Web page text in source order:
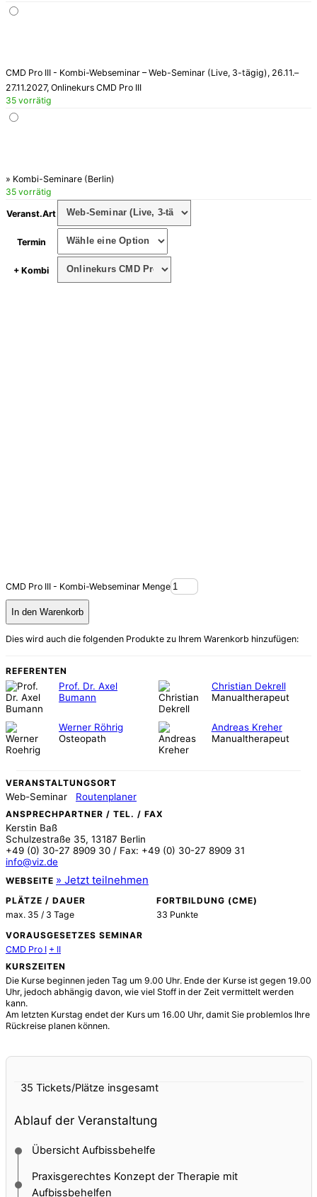
CMD Pro III - Kombi-Webseminar – Web-Seminar (Live, 3-tägig), 26.11.–
27.11.2027, Onlinekurs CMD Pro III
35 vorrätig
» Kombi-Seminare (Berlin)
35 vorrätig
Veranst.Art
Termin
+ Kombi
CMD Pro III - Kombi-Webseminar Menge
In den Warenkorb
Dies wird auch die folgenden Produkte zu Ihrem Warenkorb hinzufügen:
REFERENTEN
Prof. Dr. Axel
Bumann
Christian Dekrell
Manualtherapeut
Werner Röhrig
Osteopath
Andreas Kreher
Manualtherapeut
VERANSTALTUNGSORT
Web-Seminar Routenplaner
ANSPRECHPARTNER / TEL. / FAX
Kerstin Baß
Schulzestraße 35, 13187 Berlin
+49 (0) 30-27 8909 30 / Fax: +49 (0) 30-27 8909 31
info@viz.de
WEBSEITE
PLÄTZE / DAUER
max. 35 / 3 Tage
FORTBILDUNG (CME)
33 Punkte
VORAUSGESETZES SEMINAR
CMD Pro I + II
KURSZEITEN
Die Kurse beginnen jeden Tag um 9.00 Uhr. Ende der Kurse ist gegen 19.00
Uhr, jedoch abhängig davon, wie viel Stoff in der Zeit vermittelt werden
kann.
Am letzten Kurstag endet der Kurs um 16.00 Uhr, damit Sie problemlos Ihre
Rückreise planen können.
35 Tickets/Plätze insgesamt
Ablauf der Veranstaltung
Übersicht Aufbissbehelfe
Praxisgerechtes Konzept der Therapie mit
Aufbissbehelfen